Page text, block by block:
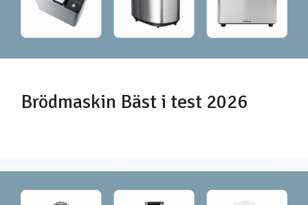
Brödmaskin Bäst i test 2026